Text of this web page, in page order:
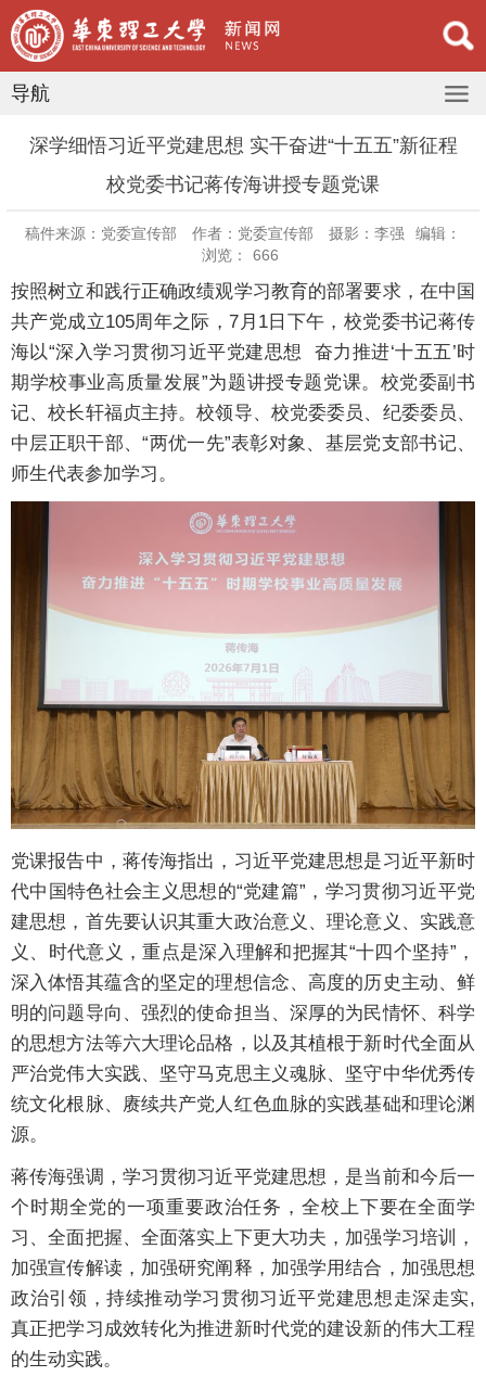
导航
深学细悟习近平党建思想 实干奋进“十五五”新征程
校党委书记蒋传海讲授专题党课
稿件来源：党委宣传部 作者：党委宣传部 摄影：李强
编辑：
浏览：
666
按照树立和践行正确政绩观学习教育的部署要求，在中国
共产党成立105周年之际，7月1日下午，校党委书记蒋传
海以“深入学习贯彻习近平党建思想 奋力推进‘十五五’时
期学校事业高质量发展”为题讲授专题党课。校党委副书
记、校长轩福贞主持。校领导、校党委委员、纪委委员、
中层正职干部、“两优一先”表彰对象、基层党支部书记、
师生代表参加学习。
党课报告中，蒋传海指出，习近平党建思想是习近平新时
代中国特色社会主义思想的“党建篇”，学习贯彻习近平党
建思想，首先要认识其重大政治意义、理论意义、实践意
义、时代意义，重点是深入理解和把握其“十四个坚持”，
深入体悟其蕴含的坚定的理想信念、高度的历史主动、鲜
明的问题导向、强烈的使命担当、深厚的为民情怀、科学
的思想方法等六大理论品格，以及其植根于新时代全面从
严治党伟大实践、坚守马克思主义魂脉、坚守中华优秀传
统文化根脉、赓续共产党人红色血脉的实践基础和理论渊
源。
蒋传海强调，学习贯彻习近平党建思想，是当前和今后一
个时期全党的一项重要政治任务，全校上下要在全面学
习、全面把握、全面落实上下更大功夫，加强学习培训，
加强宣传解读，加强研究阐释，加强学用结合，加强思想
政治引领，持续推动学习贯彻习近平党建思想走深走实,
真正把学习成效转化为推进新时代党的建设新的伟大工程
的生动实践。